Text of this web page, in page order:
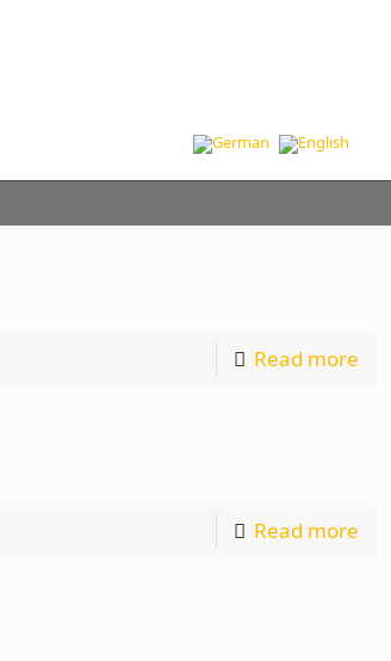
Read more
Read more